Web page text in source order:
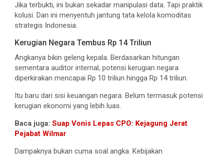
Jika terbukti, ini bukan sekadar manipulasi data. Tapi praktik
kolusi. Dan ini menyentuh jantung tata kelola komoditas
strategis Indonesia.
Kerugian Negara Tembus Rp 14 Triliun
Angkanya bikin geleng kepala. Berdasarkan hitungan
sementara auditor internal, potensi kerugian negara
diperkirakan mencapai Rp 10 triliun hingga Rp 14 triliun.
Itu baru dari sisi keuangan negara. Belum termasuk potensi
kerugian ekonomi yang lebih luas.
Baca juga: Suap Vonis Lepas CPO: Kejagung Jerat
Pejabat Wilmar
Dampaknya bukan cuma soal angka. Kebijakan